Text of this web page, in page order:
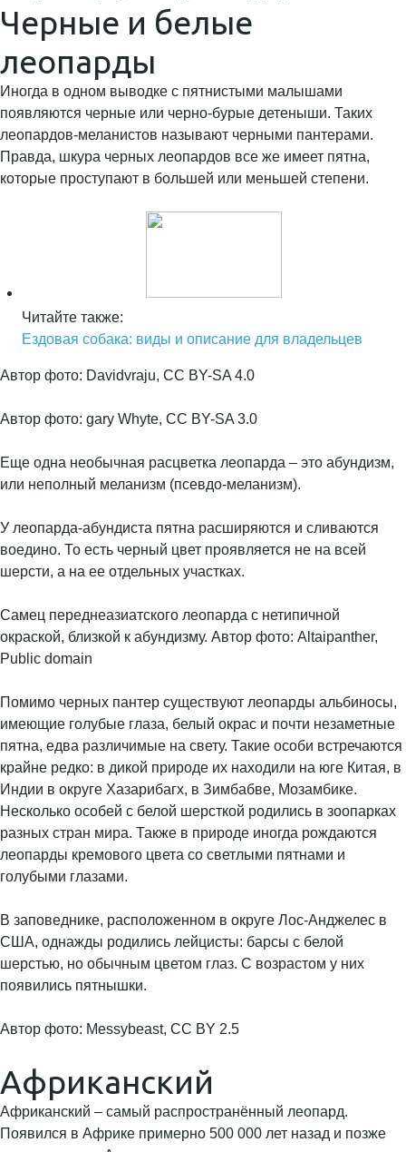
Черные и белые
леопарды
Иногда в одном выводке с пятнистыми малышами
появляются черные или черно-бурые детеныши. Таких
леопардов-меланистов называют черными пантерами.
Правда, шкура черных леопардов все же имеет пятна,
которые проступают в большей или меньшей степени.
Читайте также:
Ездовая собака: виды и описание для владельцев
Автор фото: Davidvraju, CC BY-SA 4.0
Автор фото: gary Whyte, CC BY-SA 3.0
Еще одна необычная расцветка леопарда – это абундизм,
или неполный меланизм (псевдо-меланизм).
У леопарда-абундиста пятна расширяются и сливаются
воедино. То есть черный цвет проявляется не на всей
шерсти, а на ее отдельных участках.
Самец переднеазиатского леопарда с нетипичной
окраской, близкой к абундизму. Автор фото: Altaipanther,
Public domain
Помимо черных пантер существуют леопарды альбиносы,
имеющие голубые глаза, белый окрас и почти незаметные
пятна, едва различимые на свету. Такие особи встречаются
крайне редко: в дикой природе их находили на юге Китая, в
Индии в округе Хазарибагх, в Зимбабве, Мозамбике.
Несколько особей с белой шерсткой родились в зоопарках
разных стран мира. Также в природе иногда рождаются
леопарды кремового цвета со светлыми пятнами и
голубыми глазами.
В заповеднике, расположенном в округе Лос-Анджелес в
США, однажды родились лейцисты: барсы с белой
шерстью, но обычным цветом глаз. С возрастом у них
появились пятнышки.
Автор фото: Messybeast, CC BY 2.5
Африканский
Африканский – самый распространённый леопард.
Появился в Африке примерно 500 000 лет назад и позже